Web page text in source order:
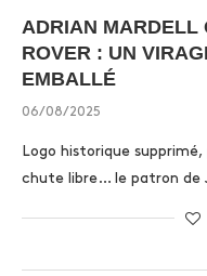
ADRIAN MARDELL
ROVER : UN
EMBALLÉ
06/08/2025
Logo historique
chute libre… le patron de